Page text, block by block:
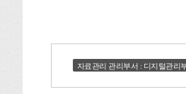
자료관리 관리부서 : 디지털관리